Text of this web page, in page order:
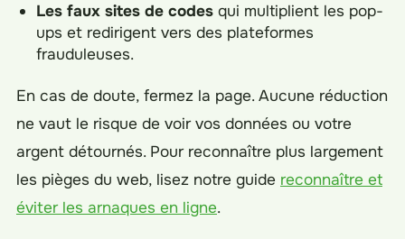
Les faux sites de codes qui multiplient les pop-
ups et redirigent vers des plateformes
frauduleuses.
En cas de doute, fermez la page. Aucune réduction
ne vaut le risque de voir vos données ou votre
argent détournés. Pour reconnaître plus largement
les pièges du web, lisez notre guide reconnaître et
éviter les arnaques en ligne.